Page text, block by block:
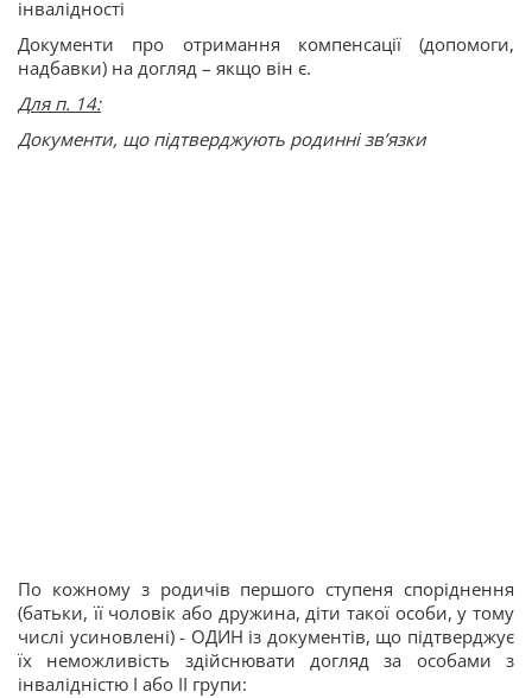
інвалідності
Документи про отримання компенсації (допомоги,
надбавки) на догляд – якщо він є.
Для п. 14:
Документи, що підтверджують родинні зв’язки
По кожному з родичів першого ступеня споріднення
(батьки, її чоловік або дружина, діти такої особи, у тому
числі усиновлені) - ОДИН із документів, що підтверджує
їх неможливість здійснювати догляд за особами з
інвалідністю I або II групи: